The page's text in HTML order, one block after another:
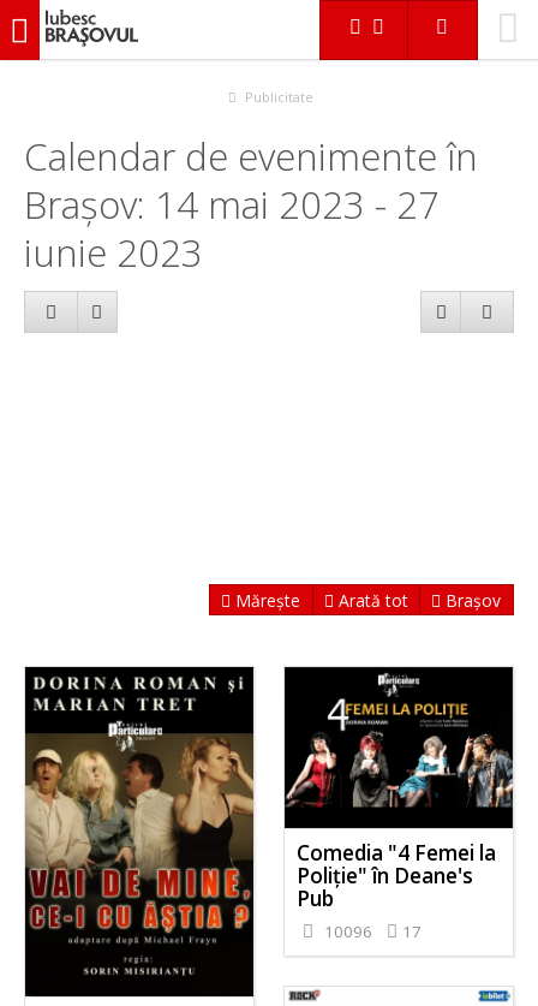
iubescbraşovul.ro
Publicitate
Calendar de evenimente în
Brașov: 14 mai 2023 - 27
iunie 2023
Mărește Arată tot Brașov
Comedia "4 Femei la
Poliție" în Deane's
Pub
10096 17